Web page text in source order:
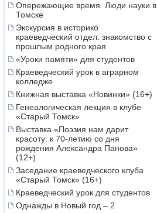
Опережающие время. Люди науки в
Томске
Экскурсия в историко
краеведческий отдел: знакомство с
прошлым родного края
«Уроки памяти» для студентов
Краеведческий урок в аграрном
колледже
Книжная выставка «Новинки» (16+)
Генеалогическая лекция в клубе
«Старый Томск»
Выставка «Поэзия нам дарит
красоту: к 70-летию со дня
рождения Александра Панова»
(12+)
Заседание краеведческого клуба
«Старый Томск» (16+)
Краеведческий урок для студентов
Однажды в Новый год – 2